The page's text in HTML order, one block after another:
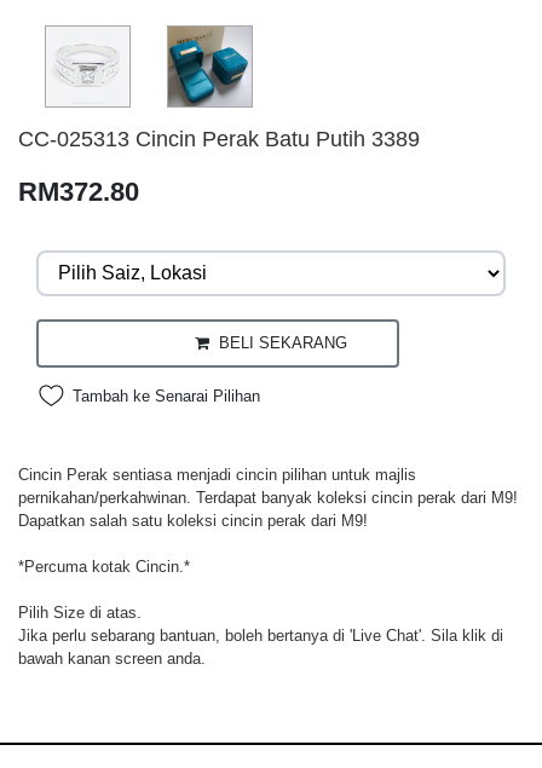
CC-025313 Cincin Perak Batu Putih 3389
RM372.80
BELI SEKARANG
Tambah ke Senarai Pilihan
Cincin Perak sentiasa menjadi cincin pilihan untuk majlis
pernikahan/perkahwinan. Terdapat banyak koleksi cincin perak dari M9!
Dapatkan salah satu koleksi cincin perak dari M9!
*Percuma kotak Cincin.*
Pilih Size di atas.
Jika perlu sebarang bantuan, boleh bertanya di 'Live Chat'. Sila klik di
bawah kanan screen anda.